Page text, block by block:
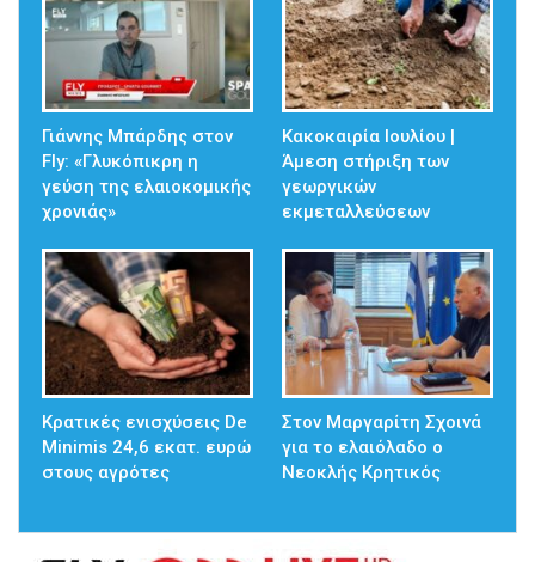
Γιάννης Μπάρδης στον
Fly: «Γλυκόπικρη η
γεύση της ελαιοκομικής
χρονιάς»
Κακοκαιρία Ιουλίου |
Άμεση στήριξη των
γεωργικών
εκμεταλλεύσεων
Κρατικές ενισχύσεις De
Minimis 24,6 εκατ. ευρώ
στους αγρότες
Στον Μαργαρίτη Σχοινά
για το ελαιόλαδο ο
Νεοκλής Κρητικός